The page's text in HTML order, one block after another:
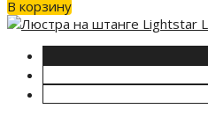
В корзину